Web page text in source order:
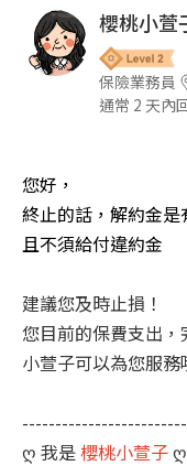
櫻桃小萱
保險業務員
通常 2 天內
您好，
終止的話，解約金是
且不須給付違約金
建議您及時止損！
您目前的保費支出
小萱子可以為您服務
ღ 我是櫻桃小萱子ღ